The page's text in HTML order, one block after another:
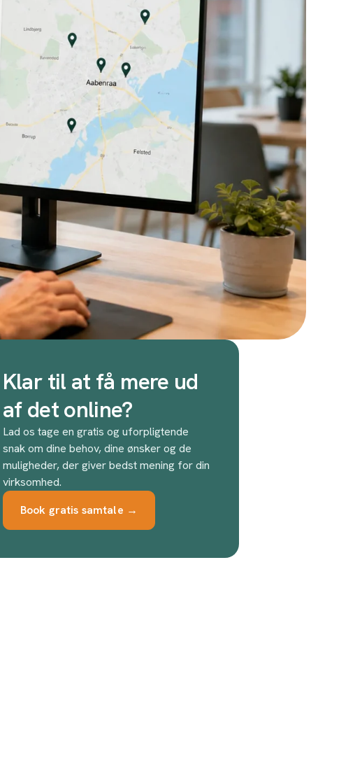
Klar til at få mere ud
af det online?
Lad os tage en gratis og uforpligtende
snak om dine behov, dine ønsker og de
muligheder, der giver bedst mening for din
virksomhed.
Book gratis samtale →